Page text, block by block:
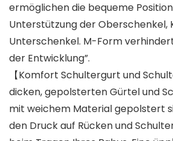
ermöglichen die bequeme
Unterstützung der Oberschenkel,
Unterschenkel. M-Form
der Entwicklung”.
【Komfort Schultergurt und
dicken, gepolsterten Gürtel und
mit weichem Material gepolstert
den Druck auf Rücken und